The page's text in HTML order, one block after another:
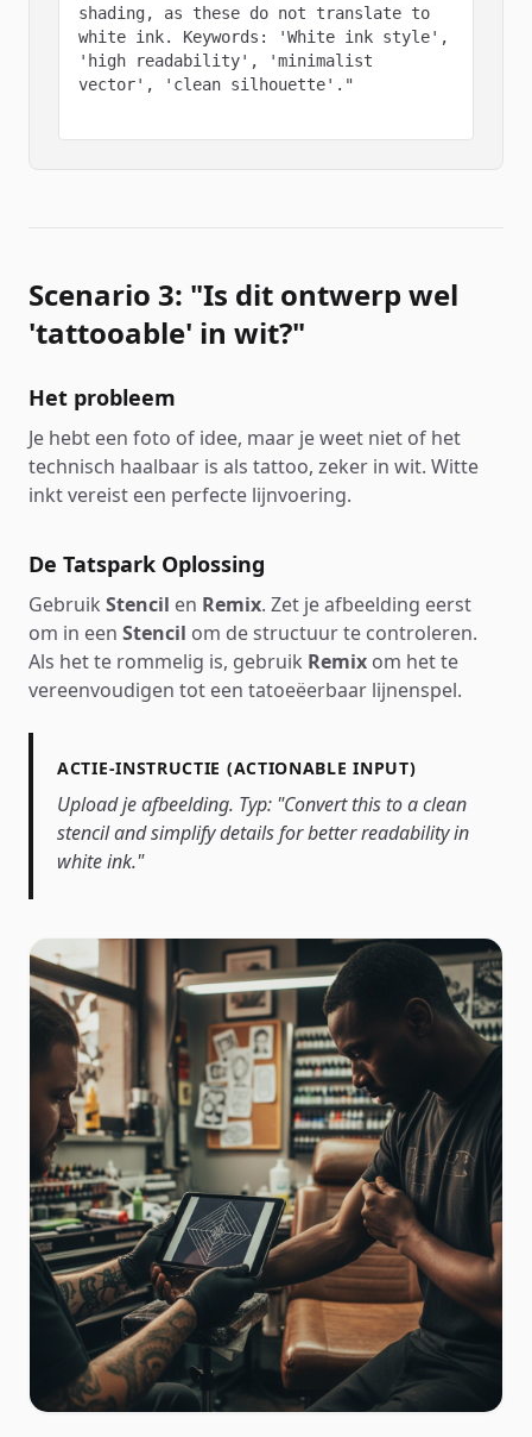
shading, as these do not translate to
white ink. Keywords: 'White ink style',
'high readability', 'minimalist
vector', 'clean silhouette'."
Scenario 3: "Is dit ontwerp wel
'tattooable' in wit?"
Het probleem
Je hebt een foto of idee, maar je weet niet of het
technisch haalbaar is als tattoo, zeker in wit. Witte
inkt vereist een perfecte lijnvoering.
De Tatspark Oplossing
Gebruik Stencil en Remix. Zet je afbeelding eerst
om in een Stencil om de structuur te controleren.
Als het te rommelig is, gebruik Remix om het te
vereenvoudigen tot een tatoeëerbaar lijnenspel.
ACTIE-INSTRUCTIE (ACTIONABLE INPUT)
Upload je afbeelding. Typ: "Convert this to a clean
stencil and simplify details for better readability in
white ink."